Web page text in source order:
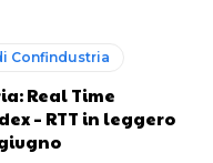
Confindustria
Real Time
– RTT in leggero